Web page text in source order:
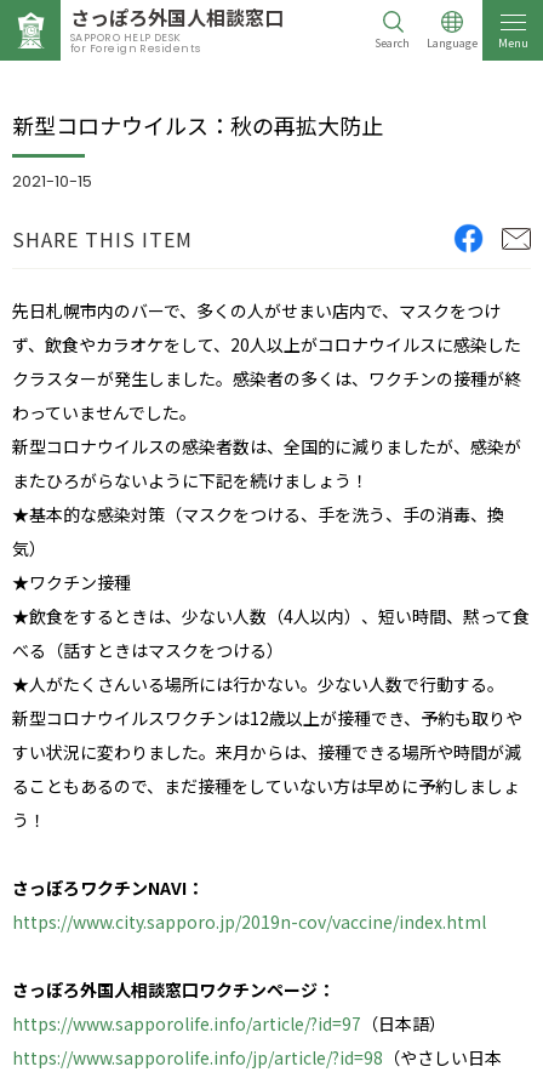
さっぽろ外国人相談窓口
SAPPORO HELP DESK
for Foreign Residents Search Language Menu
新型コロナウイルス：秋の再拡大防止
2021-10-15
SHARE THIS ITEM
先日札幌市内のバーで、多くの人がせまい店内で、マスクをつけ
ず、飲食やカラオケをして、20人以上がコロナウイルスに感染した
クラスターが発生しました。感染者の多くは、ワクチンの接種が終
わっていませんでした。
新型コロナウイルスの感染者数は、全国的に減りましたが、感染が
またひろがらないように下記を続けましょう！
★基本的な感染対策（マスクをつける、手を洗う、手の消毒、換
気）
★ワクチン接種
★飲食をするときは、少ない人数（4人以内）、短い時間、黙って食
べる（話すときはマスクをつける）
★人がたくさんいる場所には行かない。少ない人数で行動する。
新型コロナウイルスワクチンは12歳以上が接種でき、予約も取りや
すい状況に変わりました。来月からは、接種できる場所や時間が減
ることもあるので、まだ接種をしていない方は早めに予約しましょ
う！
さっぽろワクチンNAVI：
https://www.city.sapporo.jp/2019n-cov/vaccine/index.html
さっぽろ外国人相談窓口ワクチンページ：
https://www.sapporolife.info/article/?id=97 （日本語）
https://www.sapporolife.info/jp/article/?id=98 （やさしい日本